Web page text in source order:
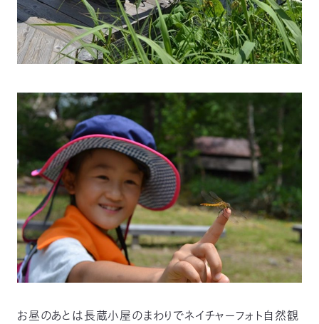
お昼のあとは長蔵小屋のまわりでネイチャーフォト自然観